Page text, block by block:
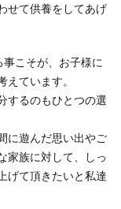
せて供養をしてあげ
事こそが、お子様に
ています。
するのもひとつの選
に遊んだ思い出やご
家族に対して、しっ
げて頂きたいと私達